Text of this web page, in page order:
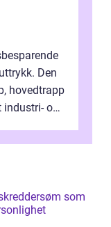
Den
hovedtrapp
industri- og